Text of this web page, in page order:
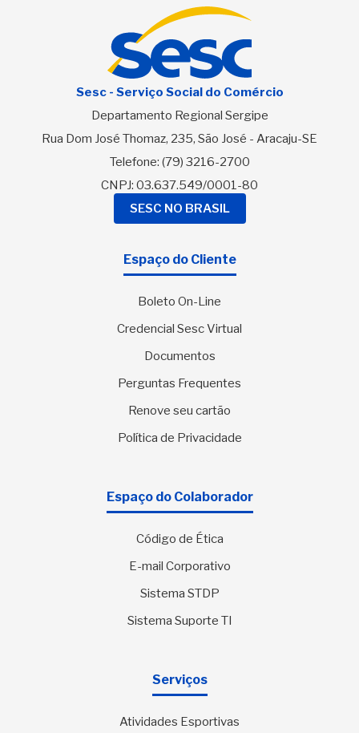
Sesc - Serviço Social do Comércio
Departamento Regional Sergipe
Rua Dom José Thomaz, 235, São José - Aracaju-SE
Telefone: (79) 3216-2700
CNPJ: 03.637.549/0001-80
SESC NO BRASIL
Espaço do Cliente
Boleto On-Line
Credencial Sesc Virtual
Documentos
Perguntas Frequentes
Renove seu cartão
Política de Privacidade
Espaço do Colaborador
Código de Ética
E-mail Corporativo
Sistema STDP
Sistema Suporte TI
Serviços
Atividades Esportivas